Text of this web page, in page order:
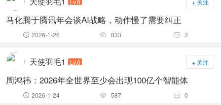
马化腾于腾讯年会谈AI战略，动作慢了需要纠正
 2026-1-26  833  2
天使羽毛1 Lv.6 + 关注
周鸿祎：2026年全世界至少会出现100亿个智能体
 2026-1-24  587  0